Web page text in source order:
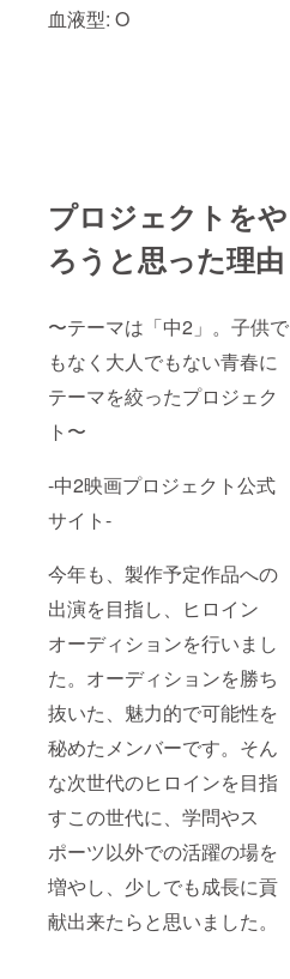
血液型: O
プロジェクトをや
ろうと思った理由
〜テーマは「中2」。子供で
もなく大人でもない青春に
テーマを絞ったプロジェク
ト〜
-中2映画プロジェクト公式
サイト-
今年も、製作予定作品への
出演を目指し、ヒロイン
オーディションを行いまし
た。オーディションを勝ち
抜いた、魅力的で可能性を
秘めたメンバーです。そん
な次世代のヒロインを目指
すこの世代に、学問やス
ポーツ以外での活躍の場を
増やし、少しでも成長に貢
献出来たらと思いました。